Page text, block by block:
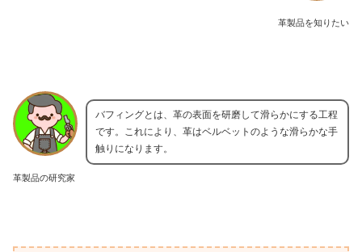
革製品を知りたい
革製品の研究家
バフィングとは、革の表面を研磨して滑らかにする工程
です。これにより、革はベルベットのような滑らかな手
触りになります。